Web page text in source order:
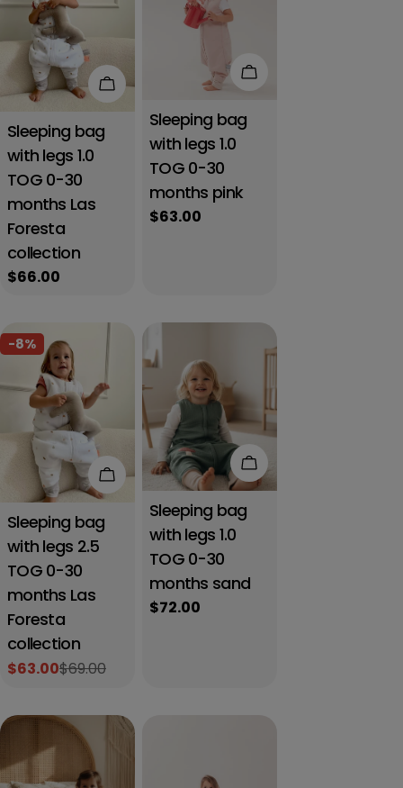
Add to cart
Sleeping bag
with legs 1.0
TOG 0-30
months Las
Foresta
collection
Regular
$66.00
Add to cart
Sleeping bag
with legs 1.0
TOG 0-30
months pink
Regular
$63.00
-8%
Add to cart
Sleeping bag
with legs 2.5
TOG 0-30
months Las
Foresta
collection
Sale
$63.00
Regular$69.00
Add to cart
Sleeping bag
with legs 1.0
TOG 0-30
months sand
Regular
$72.00